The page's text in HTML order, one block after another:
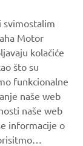
svimostalim
Motor
kolačiće
što su
funkcionalne
naše web
naše web
informacije o